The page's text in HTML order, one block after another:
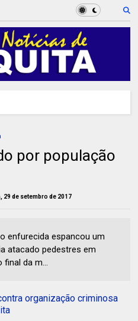
por população
29 de setembro de 2017
enfurecida espancou um
atacado pedestres em
da m...
organização criminosa